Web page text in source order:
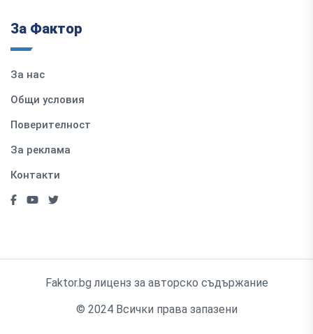
За Фактор
За нас
Общи условия
Поверителност
За реклама
Контакти
Faktor.bg лиценз за авторско съдържание
© 2024 Всички права запазени